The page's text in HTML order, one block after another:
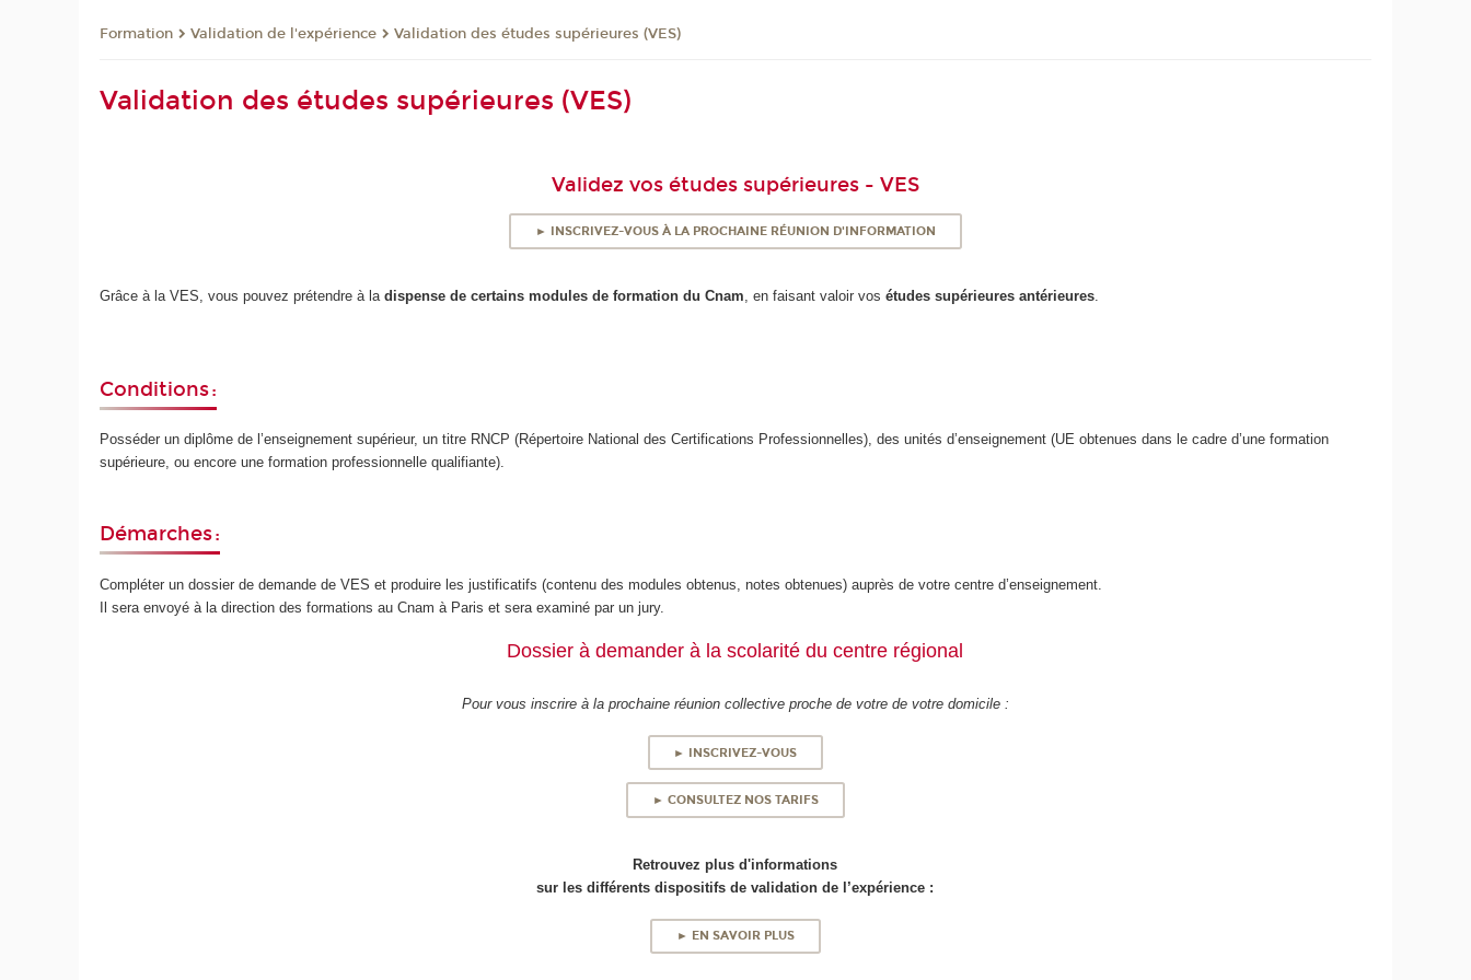
Formation Validation de l'expérience Validation des études supérieures (VES)
Validation des études supérieures (VES)
Validez vos études supérieures - VES
► INSCRIVEZ-VOUS À LA PROCHAINE RÉUNION D'INFORMATION
Grâce à la VES, vous pouvez prétendre à ladispense de certains modules de formation du Cnam, en faisant valoir vosétudes supérieures antérieures.
Conditions :
Posséder un diplôme de l’enseignement supérieur, un titre RNCP (Répertoire National des Certifications Professionnelles), des unités d’enseignement (UE obtenues dans le cadre d’une formation
supérieure, ou encore une formation professionnelle qualifiante).
Démarches :
Compléter un dossier de demande de VES et produire les justificatifs (contenu des modules obtenus, notes obtenues) auprès de votre centre d’enseignement.
Il sera envoyé à la direction des formations au Cnam à Paris et sera examiné par un jury.
Dossier à demander à la scolarité du centre régional
Pour vous inscrire à la prochaine réunion collective proche de votre de votre domicile :
► INSCRIVEZ-VOUS
► CONSULTEZ NOS TARIFS
Retrouvez plus d'informations
sur les différents dispositifs de validation de l’expérience :
► EN SAVOIR PLUS